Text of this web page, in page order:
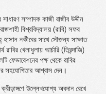
সম্পাদক কাজী রাজীব উদ্দীন
বিশ্ববিদ্যালয় (রাবি) সফর
নকীবের সাথে সৌজন্য সাক্ষাত
খেলাধুলায় আর্চারি (তিরন্দাজি)
ফেডারেশনের পক্ষ থেকে রাবির
সহযোগিতার আশ্বাস দেন।
ক্রীড়াঙ্গণে উল্লেখযোগ্য অবদান রেখে